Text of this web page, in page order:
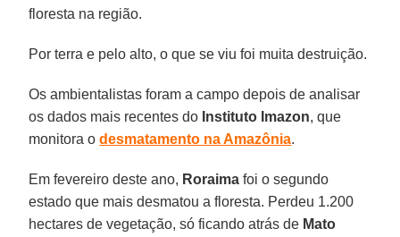
floresta na região.
Por terra e pelo alto, o que se viu foi muita destruição.
Os ambientalistas foram a campo depois de analisar
os dados mais recentes do Instituto Imazon, que
monitora odesmatamento na Amazônia.
Em fevereiro deste ano, Roraima foi o segundo
estado que mais desmatou a floresta. Perdeu 1.200
hectares de vegetação, só ficando atrás de Mato